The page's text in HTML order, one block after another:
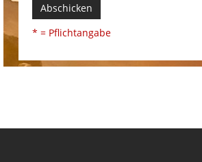
Abschicken
* = Pflichtangabe